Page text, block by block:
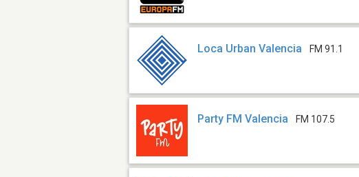
Loca Urban Valencia FM 91.1
Party FM Valencia FM 107.5